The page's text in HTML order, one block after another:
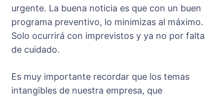
urgente. La buena noticia es que con un buen
programa preventivo, lo minimizas al máximo.
Solo ocurrirá con imprevistos y ya no por falta
de cuidado.
Es muy importante recordar que los temas
intangibles de nuestra empresa, que